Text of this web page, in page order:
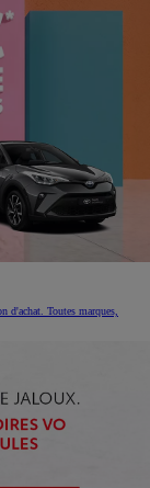
d'achat. Toutes marques,